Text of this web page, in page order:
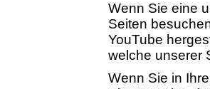
Wenn Sie eine
Seiten
YouTube
welche unserer
Wenn Sie in